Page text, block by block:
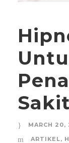
Sakit
MARCH 20,
ARTIKEL,